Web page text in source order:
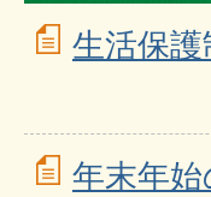
生活保
年末年